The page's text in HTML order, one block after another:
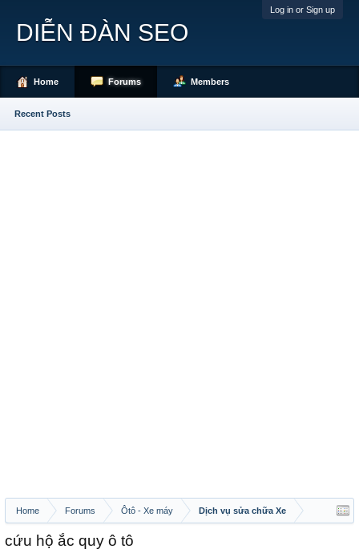
Log in or Sign up
Home Forums Ôtô - Xe máy Dịch vụ sửa chữa Xe
cứu hộ ắc quy ô tô
DIỄN ĐÀN SEO
Home Forums
Recent Posts
Members